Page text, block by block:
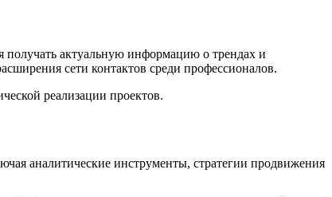
актуальную информацию о трендах и
сети контактов среди профессионалов.
реализации проектов.
аналитические инструменты, стратегии продвижения